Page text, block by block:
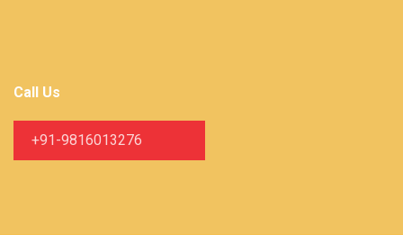
Call Us
+91-9816013276